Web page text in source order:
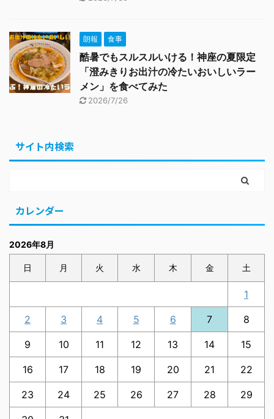
朗報 食事
酷暑でもスルスルいける！神座の夏限定
「澄みきりお出汁の冷たいおいしいラー
メン」を食べてみた
2026/7/26
サイト内検索
カレンダー
2026年8月
日 月 火 水 木 金 土
1
2 3 4 5 6 7 8
9 10 11 12 13 14 15
16 17 18 19 20 21 22
23 24 25 26 27 28 29